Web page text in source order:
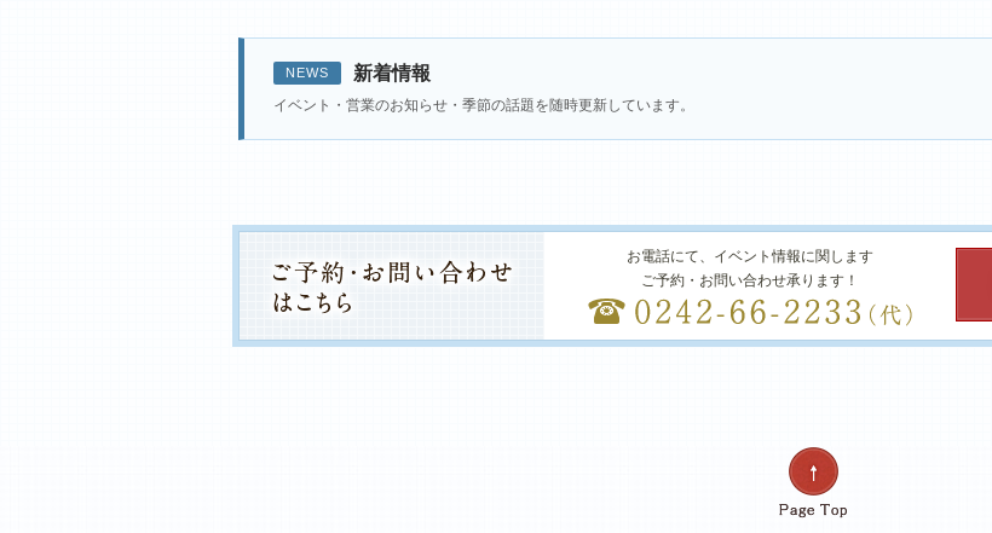
NEWS 新着情報
イベント・営業のお知らせ・季節の話題を随時更新しています。
お電話にて、イベント情報に関します
ご予約・お問い合わせ承ります！